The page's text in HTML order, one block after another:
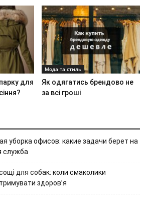
для
Мода та стиль
Як одягатись брендово не
за всі гроші
уборка офисов: какие задачи берет на
служба
для собак: коли смаколики
здоров’я